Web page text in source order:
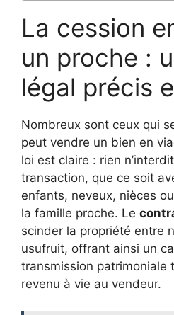
La cession
un proche :
légal précis
Nombreux sont ceux qui
peut vendre un bien en
loi est claire : rien
transaction, que ce soit
enfants, neveux, nièces
la famille proche. Le
scinder la propriété entre
usufruit, offrant ainsi un
transmission patrimoniale
revenu à vie au vendeur.